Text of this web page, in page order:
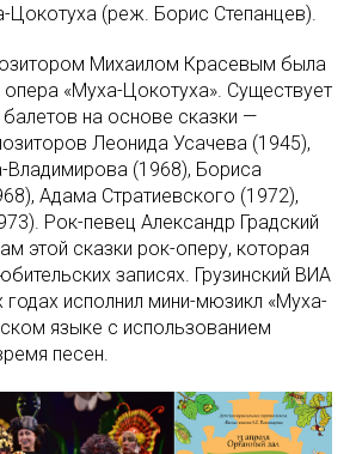
Цокотуха (реж. Борис Степанцев).
Михаилом Красевым была
опера «Муха-Цокотуха». Существует
на основе сказки —
Леонида Усачева (1945),
Владимирова (1968), Бориса
Адама Стратиевского (1972),
Рок-певец Александр Градский
этой сказки рок-оперу, которая
записях. Грузинский ВИА
годах исполнил мини-мюзикл «Муха-
языке с использованием
песен.